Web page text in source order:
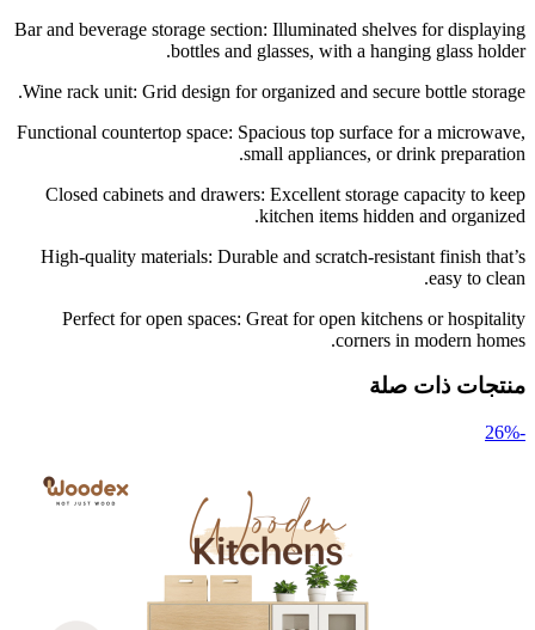
Bar and beverage storage section: Illuminated shelves for displaying
bottles and glasses, with a hanging glass holder.
Wine rack unit: Grid design for organized and secure bottle storage.
Functional countertop space: Spacious top surface for a microwave,
small appliances, or drink preparation.
Closed cabinets and drawers: Excellent storage capacity to keep
kitchen items hidden and organized.
High-quality materials: Durable and scratch-resistant finish that’s
easy to clean.
Perfect for open spaces: Great for open kitchens or hospitality
corners in modern homes.
منتجات ذات صلة
-26%